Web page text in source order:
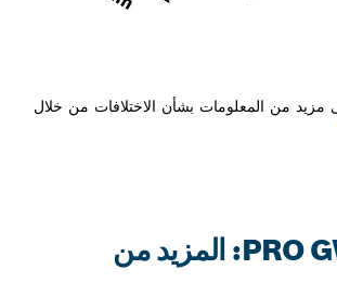
من المعلومات بشأن الاختلافات من خلال
PRO GWS 18V-8: المزيد من